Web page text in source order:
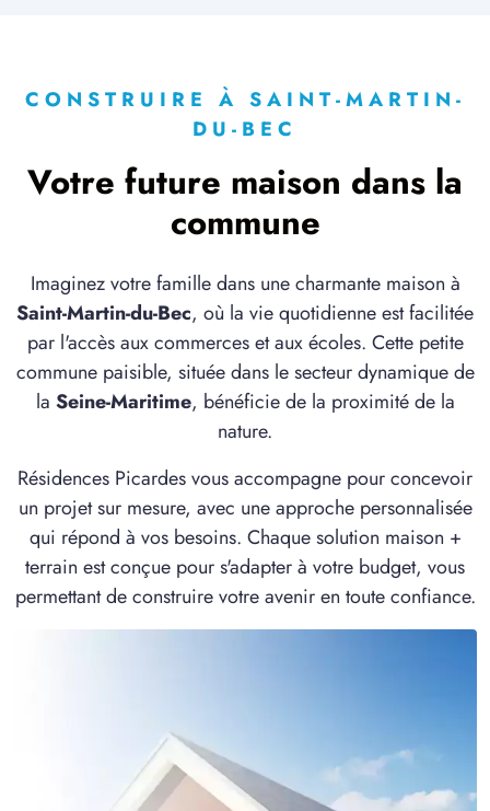
CONSTRUIRE À SAINT-MARTIN-
DU-BEC
Votre future maison dans la
commune
Imaginez votre famille dans une charmante maison à
Saint-Martin-du-Bec, où la vie quotidienne est facilitée
par l'accès aux commerces et aux écoles. Cette petite
commune paisible, située dans le secteur dynamique de
la Seine-Maritime, bénéficie de la proximité de la
nature.
Résidences Picardes vous accompagne pour concevoir
un projet sur mesure, avec une approche personnalisée
qui répond à vos besoins. Chaque solution maison +
terrain est conçue pour s'adapter à votre budget, vous
permettant de construire votre avenir en toute confiance.